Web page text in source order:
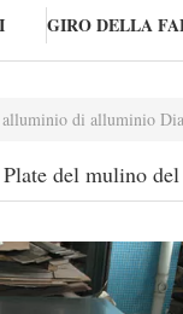
di alluminio
del mulino